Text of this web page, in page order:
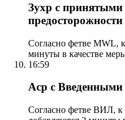
Зухр с
предосторожности
Согласно фетве MWL,
минуты в качестве
16:59
Аср с
Согласно фетве ВИЛ,